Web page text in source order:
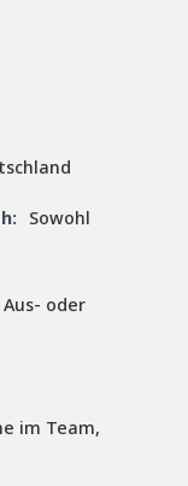
Sowohl
oder
im Team,